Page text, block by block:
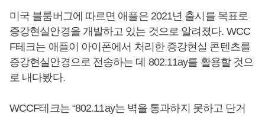
미국 블룸버그에 따르면 애플은 2021년 출시를 목표로
증강현실안경을 개발하고 있는 것으로 알려졌다. WCC
F테크는 애플이 아이폰에서 처리한 증강현실 콘텐츠를
증강현실안경으로 전송하는 데 802.11ay를 활용할 것으
로 내다봤다.
WCCF테크는 “802.11ay는 벽을 통과하지 못하고 단거